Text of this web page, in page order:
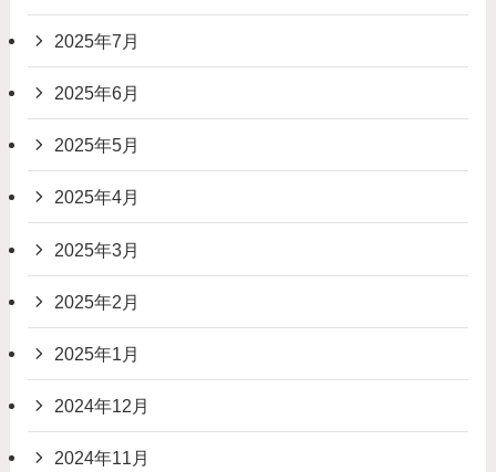
2025年7月
2025年6月
2025年5月
2025年4月
2025年3月
2025年2月
2025年1月
2024年12月
2024年11月